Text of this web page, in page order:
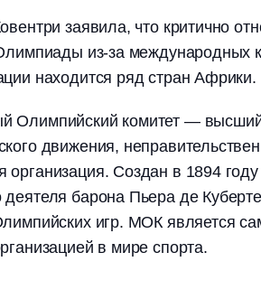
заявила, что критично
из-за международных
находится ряд стран Африки.
Олимпийский комитет —
движения,
организация. Создан в 1894
деятеля барона Пьера де
игр. МОК является
в мире спорта.